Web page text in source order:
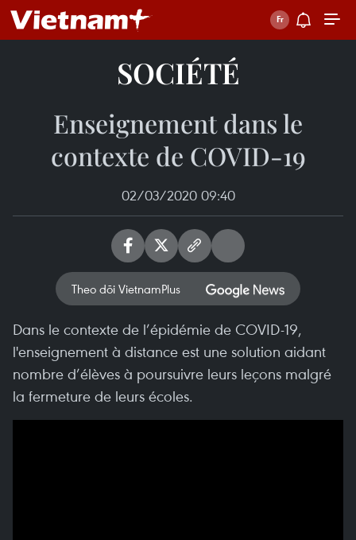
SOCIÉTÉ
Enseignement dans le
contexte de COVID-19
02/03/2020 09:40
Theo dõi VietnamPlus
Dans le contexte de l’épidémie de COVID-19,
l'enseignement à distance est une solution aidant
nombre d’élèves à poursuivre leurs leçons malgré
la fermeture de leurs écoles.